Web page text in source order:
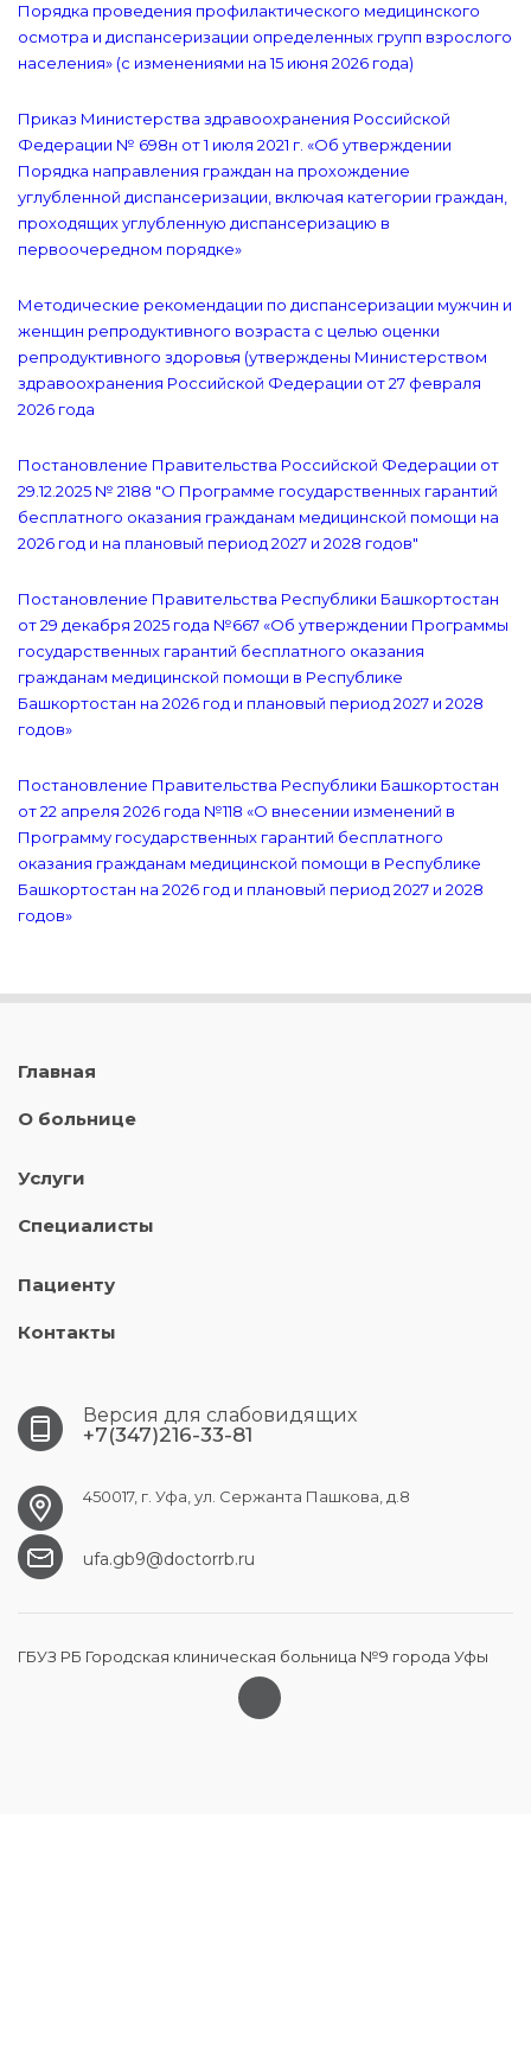
Порядка проведения профилактического медицинского
осмотра и диспансеризации определенных групп взрослого
населения» (с изменениями на 15 июня 2026 года)
Приказ Министерства здравоохранения Российской
Федерации № 698н от 1 июля 2021 г. «Об утверждении
Порядка направления граждан на прохождение
углубленной диспансеризации, включая категории граждан,
проходящих углубленную диспансеризацию в
первоочередном порядке»
Методические рекомендации по диспансеризации мужчин и
женщин репродуктивного возраста с целью оценки
репродуктивного здоровья (утверждены Министерством
здравоохранения Российской Федерации от 27 февраля
2026 года
Постановление Правительства Российской Федерации от
29.12.2025 № 2188 "О Программе государственных гарантий
бесплатного оказания гражданам медицинской помощи на
2026 год и на плановый период 2027 и 2028 годов"
Постановление Правительства Республики Башкортостан
от 29 декабря 2025 года №667 «Об утверждении Программы
государственных гарантий бесплатного оказания
гражданам медицинской помощи в Республике
Башкортостан на 2026 год и плановый период 2027 и 2028
годов»
Постановление Правительства Республики Башкортостан
от 22 апреля 2026 года №118 «О внесении изменений в
Программу государственных гарантий бесплатного
оказания гражданам медицинской помощи в Республике
Башкортостан на 2026 год и плановый период 2027 и 2028
годов»
Главная
О больнице
Услуги
Специалисты
Пациенту
Контакты
Версия для слабовидящих
+7(347)216-33-81
450017, г. Уфа, ул. Сержанта Пашкова, д.8
ufa.gb9@doctorrb.ru
ГБУЗ РБ Городская клиническая больница №9 города Уфы